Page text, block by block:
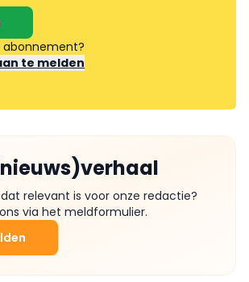
abonnement?
te melden
relevant is voor onze redactie?
via het meldformulier.